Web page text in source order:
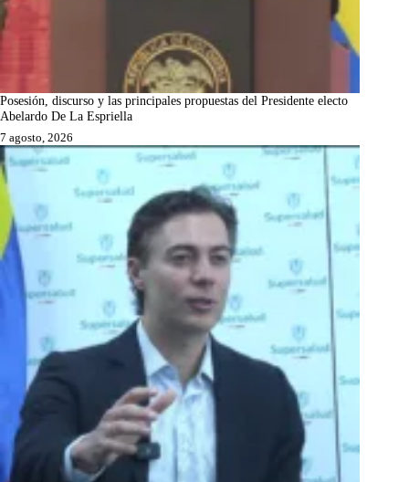
Posesión, discurso y las principales propuestas del Presidente electo
Abelardo De La Espriella
7 agosto, 2026